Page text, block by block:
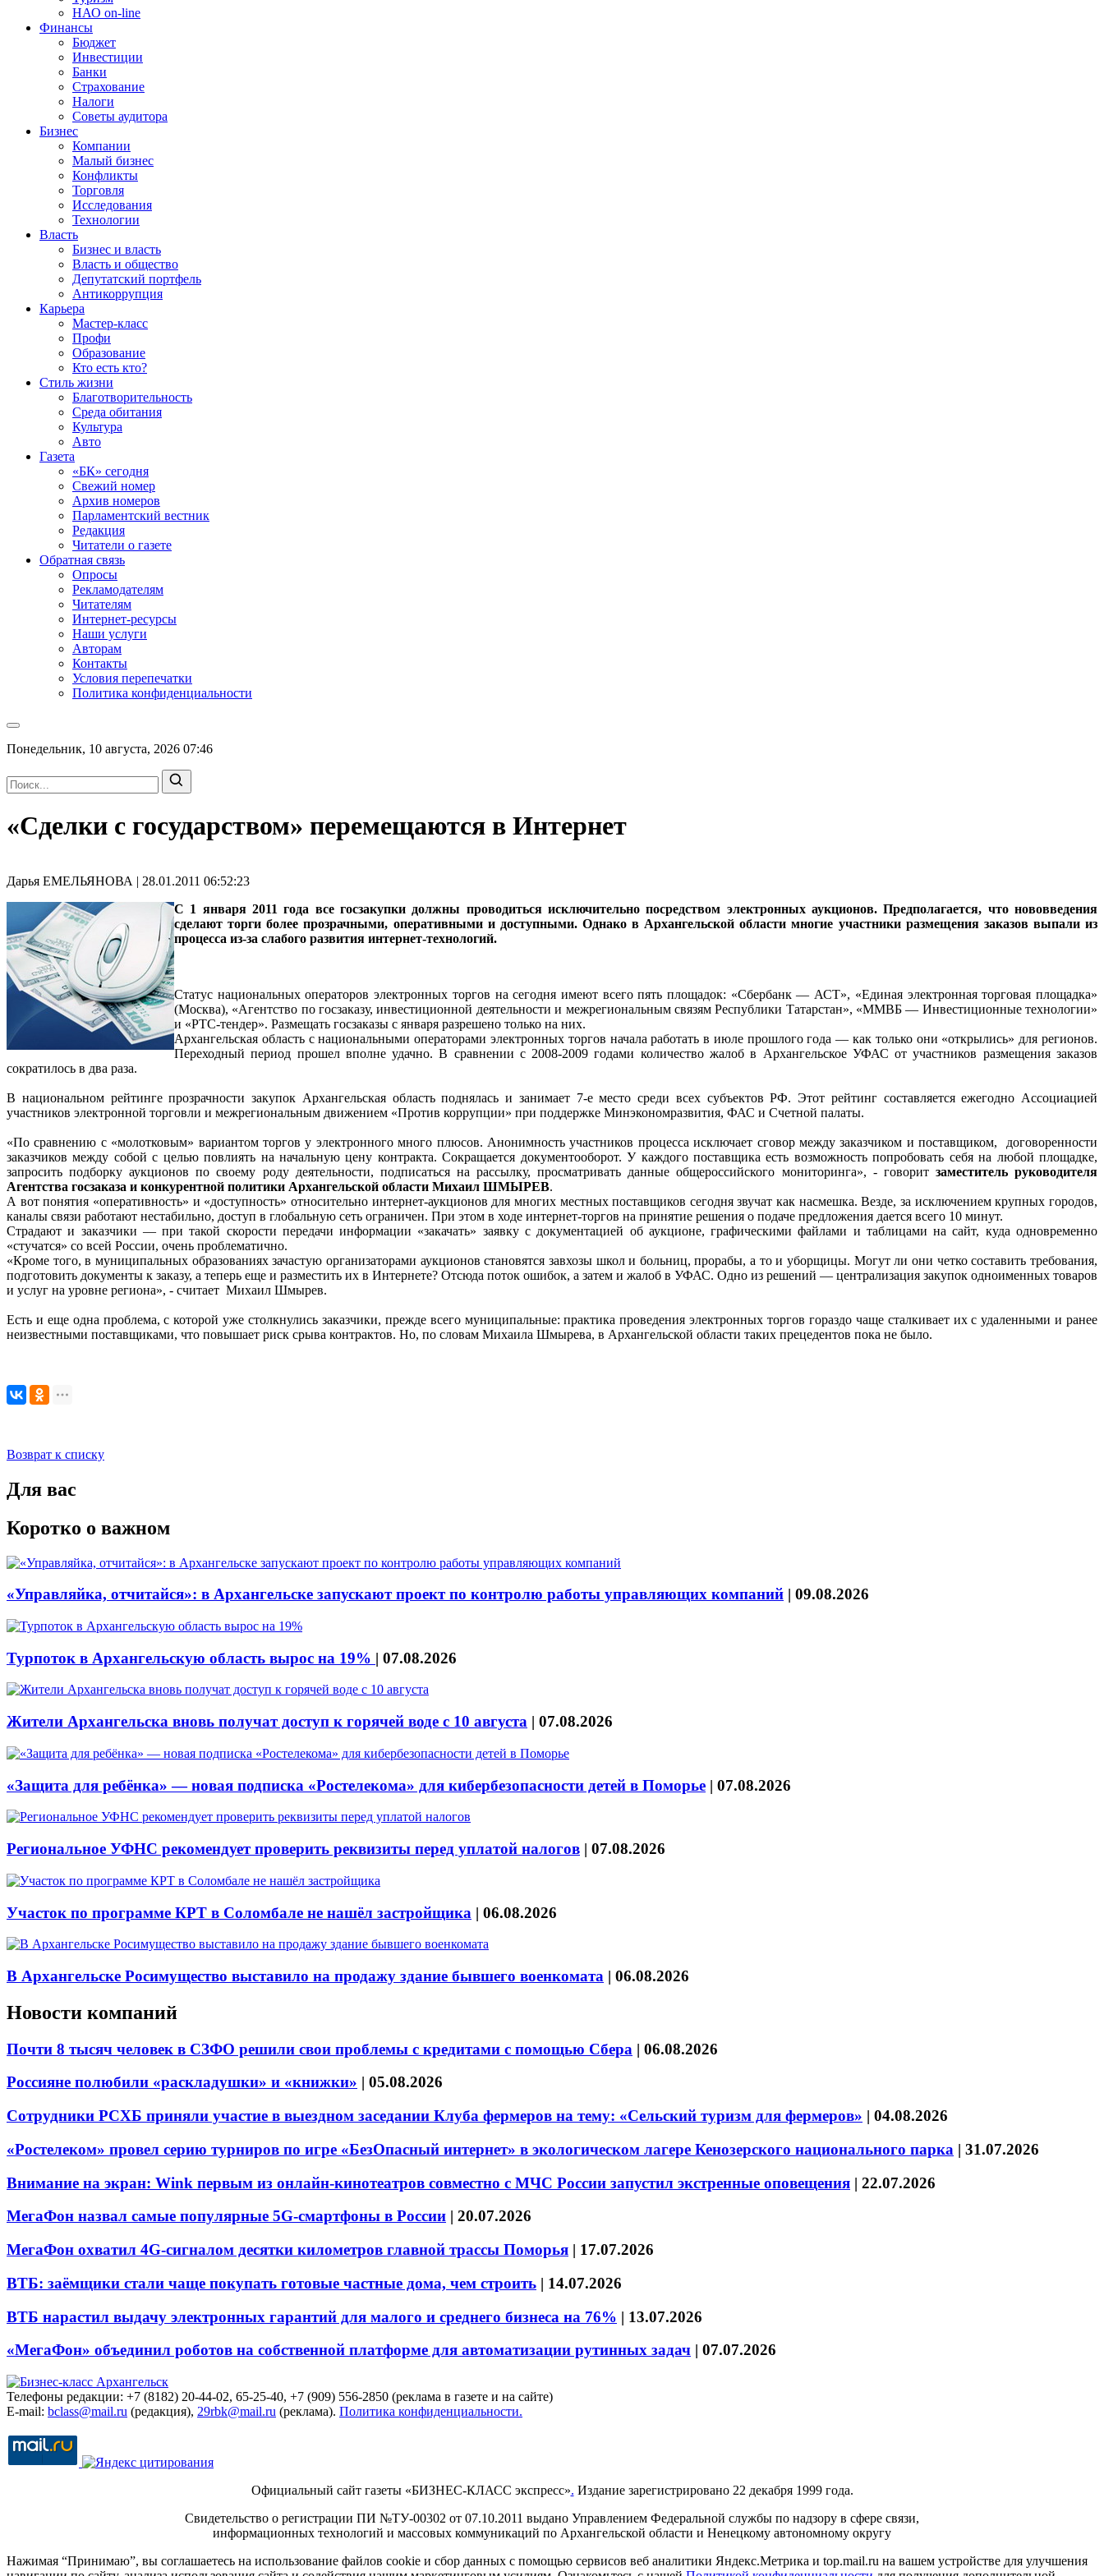
НАО on-line
Финансы
Бюджет
Инвестиции
Банки
Страхование
Налоги
Советы аудитора
Бизнес
Компании
Малый бизнес
Конфликты
Торговля
Исследования
Технологии
Власть
Бизнес и власть
Власть и общество
Депутатский портфель
Антикоррупция
Карьера
Мастер-класс
Профи
Образование
Кто есть кто?
Стиль жизни
Благотворительность
Среда обитания
Культура
Авто
Газета
«БК» сегодня
Свежий номер
Архив номеров
Парламентский вестник
Редакция
Читатели о газете
Обратная связь
Опросы
Рекламодателям
Читателям
Интернет-ресурсы
Наши услуги
Авторам
Контакты
Условия перепечатки
Политика конфиденциальности
Понедельник, 10 августа, 2026 07:46
«Сделки с государством» перемещаются в Интернет
Дарья ЕМЕЛЬЯНОВА | 28.01.2011 06:52:23
С 1 января 2011 года все госзакупки должны проводиться исключительно посредством электронных аукционов. Предполагается, что нововведения
сделают торги более прозрачными, оперативными и доступными. Однако в Архангельской области многие участники размещения заказов выпали из
процесса из-за слабого развития интернет-технологий.
Статус национальных операторов электронных торгов на сегодня имеют всего пять площадок: «Сбербанк — АСТ», «Единая электронная торговая площадка»
(Москва), «Агентство по госзаказу, инвестиционной деятельности и межрегиональным связям Республики Татарстан», «ММВБ — Инвестиционные технологии»
и «РТС-тендер». Размещать госзаказы с января разрешено только на них.
Архангельская область с национальными операторами электронных торгов начала работать в июле прошлого года — как только они «открылись» для регионов.
Переходный период прошел вполне удачно. В сравнении с 2008-2009 годами количество жалоб в Архангельское УФАС от участников размещения заказов
сократилось в два раза.
В национальном рейтинге прозрачности закупок Архангельская область поднялась и занимает 7-е место среди всех субъектов РФ. Этот рейтинг составляется ежегодно Ассоциацией
участников электронной торговли и межрегиональным движением «Против коррупции» при поддержке Минэкономразвития, ФАС и Счетной палаты.
«По сравнению с «молотковым» вариантом торгов у электронного много плюсов. Анонимность участников процесса исключает сговор между заказчиком и поставщиком, договоренности
заказчиков между собой с целью повлиять на начальную цену контракта. Сокращается документооборот. У каждого поставщика есть возможность попробовать себя на любой площадке,
запросить подборку аукционов по своему роду деятельности, подписаться на рассылку, просматривать данные общероссийского мониторинга», - говорит заместитель руководителя
Агентства госзаказа и конкурентной политики Архангельской области Михаил ШМЫРЕВ.
А вот понятия «оперативность» и «доступность» относительно интернет-аукционов для многих местных поставщиков сегодня звучат как насмешка. Везде, за исключением крупных городов,
каналы связи работают нестабильно, доступ в глобальную сеть ограничен. При этом в ходе интернет-торгов на принятие решения о подаче предложения дается всего 10 минут.
Страдают и заказчики — при такой скорости передачи информации «закачать» заявку с документацией об аукционе, графическими файлами и таблицами на сайт, куда одновременно
«стучатся» со всей России, очень проблематично.
«Кроме того, в муниципальных образованиях зачастую организаторами аукционов становятся завхозы школ и больниц, прорабы, а то и уборщицы. Могут ли они четко составить требования,
подготовить документы к заказу, а теперь еще и разместить их в Интернете? Отсюда поток ошибок, а затем и жалоб в УФАС. Одно из решений — централизация закупок одноименных товаров
и услуг на уровне региона», - считает Михаил Шмырев.
Есть и еще одна проблема, с которой уже столкнулись заказчики, прежде всего муниципальные: практика проведения электронных торгов гораздо чаще сталкивает их с удаленными и ранее
неизвестными поставщиками, что повышает риск срыва контрактов. Но, по словам Михаила Шмырева, в Архангельской области таких прецедентов пока не было.
Возврат к списку
Для вас
Коротко о важном
«Управляйка, отчитайся»: в Архангельске запускают проект по контролю работы управляющих компаний | 09.08.2026
Турпоток в Архангельскую область вырос на 19% | 07.08.2026
Жители Архангельска вновь получат доступ к горячей воде с 10 августа | 07.08.2026
«Защита для ребёнка» — новая подписка «Ростелекома» для кибербезопасности детей в Поморье | 07.08.2026
Региональное УФНС рекомендует проверить реквизиты перед уплатой налогов | 07.08.2026
Участок по программе КРТ в Соломбале не нашёл застройщика | 06.08.2026
В Архангельске Росимущество выставило на продажу здание бывшего военкомата | 06.08.2026
Новости компаний
Почти 8 тысяч человек в СЗФО решили свои проблемы с кредитами с помощью Сбера | 06.08.2026
Россияне полюбили «раскладушки» и «книжки» | 05.08.2026
Сотрудники РСХБ приняли участие в выездном заседании Клуба фермеров на тему: «Сельский туризм для фермеров» | 04.08.2026
«Ростелеком» провел серию турниров по игре «БезОпасный интернет» в экологическом лагере Кенозерского национального парка | 31.07.2026
Внимание на экран: Wink первым из онлайн-кинотеатров совместно с МЧС России запустил экстренные оповещения | 22.07.2026
МегаФон назвал самые популярные 5G-смартфоны в России | 20.07.2026
МегаФон охватил 4G-сигналом десятки километров главной трассы Поморья | 17.07.2026
ВТБ: заёмщики стали чаще покупать готовые частные дома, чем строить | 14.07.2026
ВТБ нарастил выдачу электронных гарантий для малого и среднего бизнеса на 76% | 13.07.2026
«МегаФон» объединил роботов на собственной платформе для автоматизации рутинных задач | 07.07.2026
Телефоны редакции: +7 (8182) 20-44-02, 65-25-40, +7 (909) 556-2850 (реклама в газете и на сайте)
E-mail: bclass@mail.ru (редакция), 29rbk@mail.ru (реклама). Политика конфиденциальности.
Официальный сайт газеты «БИЗНЕС-КЛАСС экспресс». Издание зарегистрировано 22 декабря 1999 года.
Свидетельство о регистрации ПИ №ТУ-00302 от 07.10.2011 выдано Управлением Федеральной службы по надзору в сфере связи,
информационных технологий и массовых коммуникаций по Архангельской области и Ненецкому автономному округу
Нажимая “Принимаю”, вы соглашаетесь на использование файлов cookie и сбор данных с помощью сервисов веб аналитики Яндекс.Метрика и top.mail.ru на вашем устройстве для улучшения